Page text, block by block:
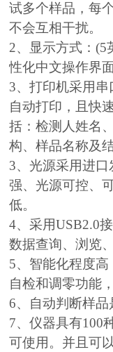
试多个样品，每
不会互相干扰。
2、显示方式：(5
性化中文操作界
3、打印机采用
自动打印，且快
括：检测人姓名
构、样品名称及
3、光源采用进
强、光源可控、
低。
4、采用USB2.0
数据查询、浏览
5、智能化程度
自检和调零功能
6、自动判断样品
7、仪器具有100
可使用。并且可